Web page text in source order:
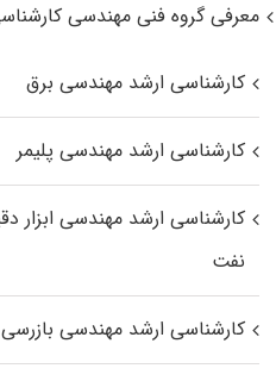
معرفی گروه فنی مهندسی
کارشناسی ارشد مهندسی برق
کارشناسی ارشد مهندسی پلیمر
کارشناسی ارشد مهندسی ابزار
نفت
کارشناسی ارشد مهندسی